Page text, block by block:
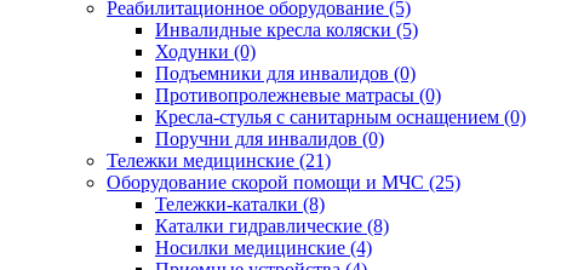
Реабилитационное оборудование (5)
Инвалидные кресла коляски (5)
Ходунки (0)
Подъемники для инвалидов (0)
Противопролежневые матрасы (0)
Кресла-стулья с санитарным оснащением (0)
Поручни для инвалидов (0)
Тележки медицинские (21)
Оборудование скорой помощи и МЧС (25)
Тележки-каталки (8)
Каталки гидравлические (8)
Носилки медицинские (4)